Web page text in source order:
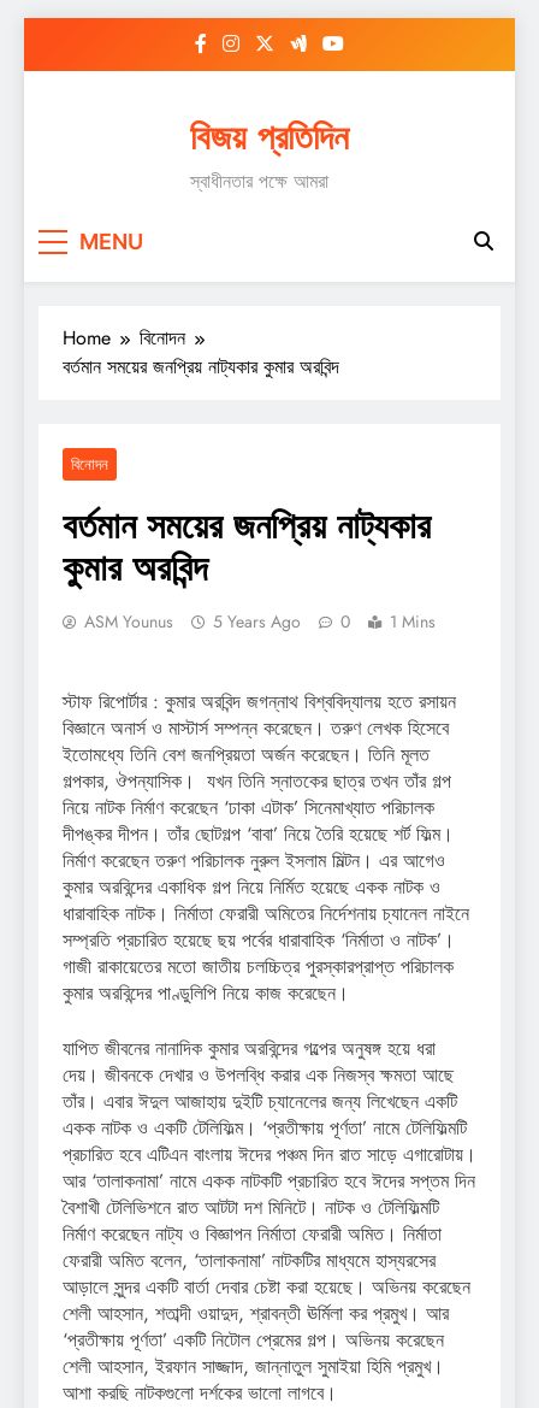
বিজয় প্রতিদিন
স্বাধীনতার পক্ষে আমরা
MENU
Home
বিনোদন
বর্তমান সময়ের জনপ্রিয় নাট্যকার কুমার অরবিন্দ
বিনোদন
বর্তমান সময়ের জনপ্রিয় নাট্যকার
কুমার অরবিন্দ
ASM Younus 5 Years Ago 0 1 Mins
স্টাফ রিপোর্টার : কুমার অরবিন্দ জগন্নাথ বিশ্ববিদ্যালয় হতে রসায়ন
বিজ্ঞানে অনার্স ও মাস্টার্স সম্পন্ন করেছেন। তরুণ লেখক হিসেবে
ইতোমধ্যে তিনি বেশ জনপ্রিয়তা অর্জন করেছেন। তিনি মূলত
গল্পকার, ঔপন্যাসিক। যখন তিনি স্নাতকের ছাত্র তখন তাঁর গল্প
নিয়ে নাটক নির্মাণ করেছেন ‘ঢাকা এটাক’ সিনেমাখ্যাত পরিচালক
দীপঙ্কর দীপন। তাঁর ছোটগল্প ‘বাবা’ নিয়ে তৈরি হয়েছে শর্ট ফিল্ম।
নির্মাণ করেছেন তরুণ পরিচালক নুরুল ইসলাম মিল্টন। এর আগেও
কুমার অরবিন্দের একাধিক গল্প নিয়ে নির্মিত হয়েছে একক নাটক ও
ধারাবাহিক নাটক। নির্মাতা ফেরারী অমিতের নির্দেশনায় চ্যানেল নাইনে
সম্প্রতি প্রচারিত হয়েছে ছয় পর্বের ধারাবাহিক ‘নির্মাতা ও নাটক’।
গাজী রাকায়েতের মতো জাতীয় চলচ্চিত্র পুরস্কারপ্রাপ্ত পরিচালক
কুমার অরবিন্দের পাণ্ডুলিপি নিয়ে কাজ করেছেন।
যাপিত জীবনের নানাদিক কুমার অরবিন্দের গল্পের অনুষঙ্গ হয়ে ধরা
দেয়। জীবনকে দেখার ও উপলব্ধি করার এক নিজস্ব ক্ষমতা আছে
তাঁর। এবার ঈদুল আজাহায় দুইটি চ্যানেলের জন্য লিখেছেন একটি
একক নাটক ও একটি টেলিফিল্ম। ‘প্রতীক্ষায় পূর্ণতা’ নামে টেলিফিল্মটি
প্রচারিত হবে এটিএন বাংলায় ঈদের পঞ্চম দিন রাত সাড়ে এগারোটায়।
আর ‘তালাকনামা’ নামে একক নাটকটি প্রচারিত হবে ঈদের সপ্তম দিন
বৈশাখী টেলিভিশনে রাত আটটা দশ মিনিটে। নাটক ও টেলিফিল্মটি
নির্মাণ করেছেন নাট্য ও বিজ্ঞাপন নির্মাতা ফেরারী অমিত। নির্মাতা
ফেরারী অমিত বলেন, ‘তালাকনামা’ নাটকটির মাধ্যমে হাস্যরসের
আড়ালে সুন্দর একটি বার্তা দেবার চেষ্টা করা হয়েছে। অভিনয় করেছেন
শেলী আহসান, শতাব্দী ওয়াদুদ, শ্রাবন্তী ঊর্মিলা কর প্রমুখ। আর
‘প্রতীক্ষায় পূর্ণতা’ একটি নিটোল প্রেমের গল্প। অভিনয় করেছেন
শেলী আহসান, ইরফান সাজ্জাদ, জান্নাতুল সুমাইয়া হিমি প্রমুখ।
আশা করছি নাটকগুলো দর্শকের ভালো লাগবে।